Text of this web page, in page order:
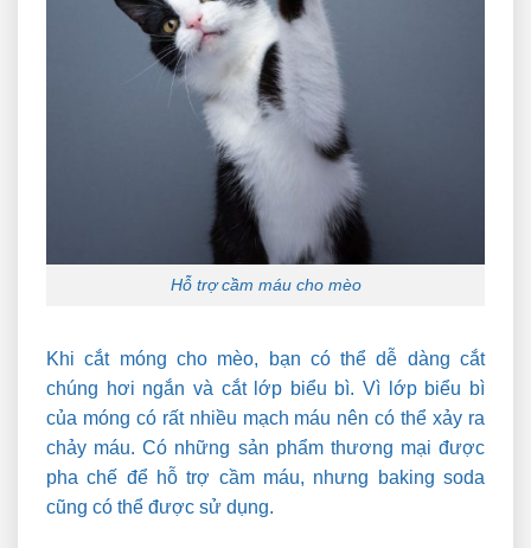
Hỗ trợ cầm máu cho mèo
Khi cắt móng cho mèo, bạn có thể dễ dàng cắt
chúng hơi ngắn và cắt lớp biểu bì. Vì lớp biểu bì
của móng có rất nhiều mạch máu nên có thể xảy ra
chảy máu. Có những sản phẩm thương mại được
pha chế để hỗ trợ cầm máu, nhưng baking soda
cũng có thể được sử dụng.